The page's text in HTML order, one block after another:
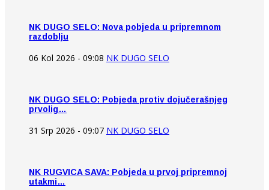
NK DUGO SELO: Nova pobjeda u pripremnom
razdoblju
06 Kol 2026 - 09:08 NK DUGO SELO
NK DUGO SELO: Pobjeda protiv dojučerašnjeg
prvolig…
31 Srp 2026 - 09:07 NK DUGO SELO
NK RUGVICA SAVA: Pobjeda u prvoj pripremnoj
utakmi…